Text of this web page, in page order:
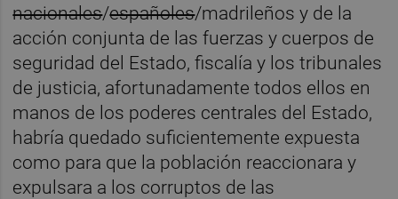
nacionales/españoles/madrileños y de la
acción conjunta de las fuerzas y cuerpos de
seguridad del Estado, fiscalía y los tribunales
de justicia, afortunadamente todos ellos en
manos de los poderes centrales del Estado,
habría quedado suficientemente expuesta
como para que la población reaccionara y
expulsara a los corruptos de las